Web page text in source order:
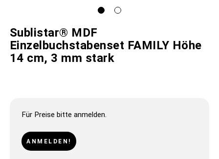
Sublistar® MDF
Einzelbuchstabenset FAMILY Höhe
14 cm, 3 mm stark
Für Preise bitte anmelden.
ANMELDEN!